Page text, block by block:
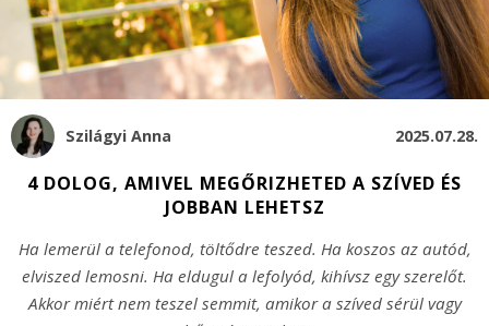
Szilágyi Anna 2025.07.28.
4 DOLOG, AMIVEL MEGŐRIZHETED A SZÍVED ÉS
JOBBAN LEHETSZ
Ha lemerül a telefonod, töltődre teszed. Ha koszos az autód,
elviszed lemosni. Ha eldugul a lefolyód, kihívsz egy szerelőt.
Akkor miért nem teszel semmit, amikor a szíved sérül vagy